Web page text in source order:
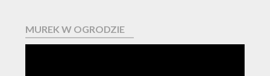
MUREK W OGRODZIE